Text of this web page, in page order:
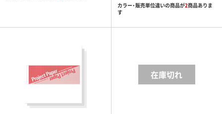
カラー・販売単位違いの商品が2商品ありま
す